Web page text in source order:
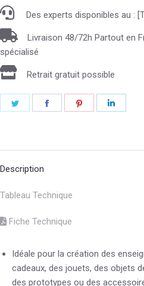
Des experts disponibles au :
Livraison 48/72h Partout en
spécialisé
Retrait gratuit possible
Description
Tableau Technique
Fiche Technique
Idéale pour la création des
cadeaux, des jouets, des objets
des prototypes ou des